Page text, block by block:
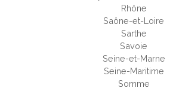
Rhône
Saône-et-Loire
Sarthe
Savoie
Seine-et-Marne
Seine-Maritime
Somme